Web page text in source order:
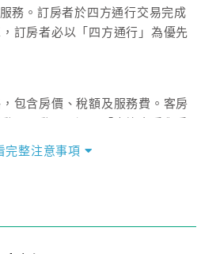
務。訂房者於四方通行交易完成
訂房者必以「四方通行」為優先
包含房價、稅額及服務費。客房
準。
完整注意事項